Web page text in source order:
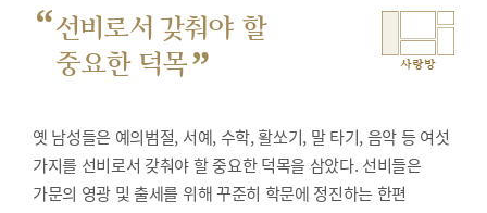
“선비로서 갖춰야 할
중요한 덕목” 사랑방
옛 남성들은 예의범절, 서예, 수학, 활쏘기, 말 타기, 음악 등 여섯
가지를 선비로서 갖춰야 할 중요한 덕목을 삼았다. 선비들은
가문의 영광 및 출세를 위해 꾸준히 학문에 정진하는 한편